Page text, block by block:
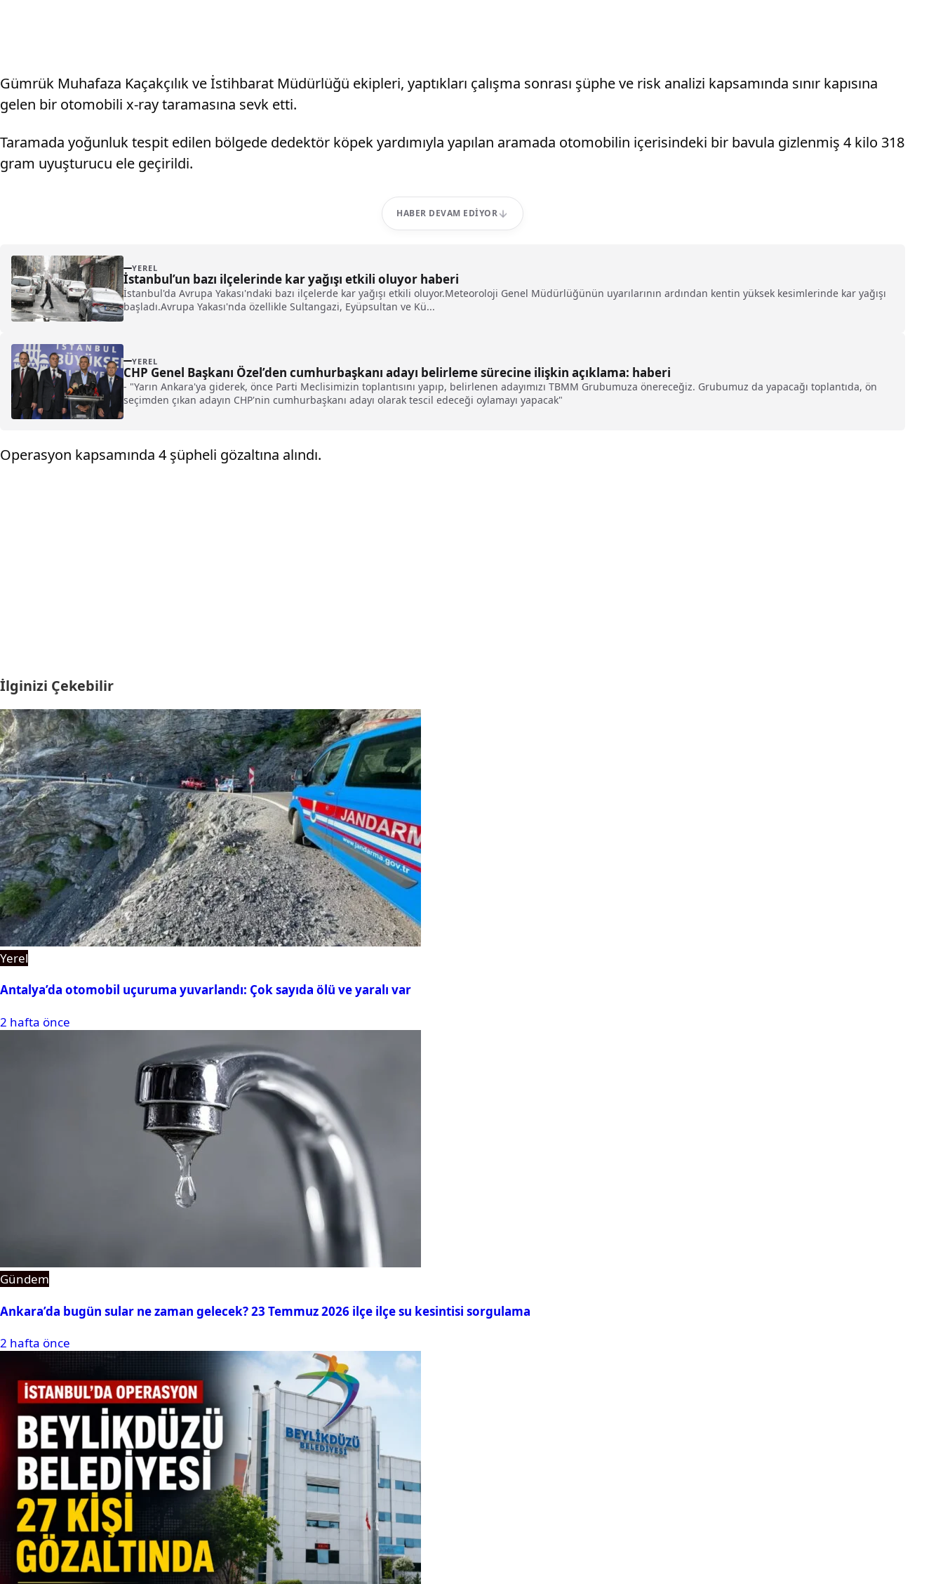
Gümrük Muhafaza Kaçakçılık ve İstihbarat Müdürlüğü ekipleri, yaptıkları çalışma sonrası şüphe ve risk analizi kapsamında sınır kapısına
gelen bir otomobili x-ray taramasına sevk etti.
Taramada yoğunluk tespit edilen bölgede dedektör köpek yardımıyla yapılan aramada otomobilin içerisindeki bir bavula gizlenmiş 4 kilo 318
gram uyuşturucu ele geçirildi.
HABER DEVAM EDIYOR
YEREL
İstanbul’un bazı ilçelerinde kar yağışı etkili oluyor haberi
İstanbul'da Avrupa Yakası'ndaki bazı ilçelerde kar yağışı etkili oluyor.Meteoroloji Genel Müdürlüğünün uyarılarının ardından kentin yüksek kesimlerinde kar yağışı
başladı.Avrupa Yakası'nda özellikle Sultangazi, Eyüpsultan ve Kü...
YEREL
CHP Genel Başkanı Özel’den cumhurbaşkanı adayı belirleme sürecine ilişkin açıklama: haberi
- "Yarın Ankara'ya giderek, önce Parti Meclisimizin toplantısını yapıp, belirlenen adayımızı TBMM Grubumuza önereceğiz. Grubumuz da yapacağı toplantıda, ön
seçimden çıkan adayın CHP'nin cumhurbaşkanı adayı olarak tescil edeceği oylamayı yapacak"
Operasyon kapsamında 4 şüpheli gözaltına alındı.
İlginizi Çekebilir
Yerel
Antalya’da otomobil uçuruma yuvarlandı: Çok sayıda ölü ve yaralı var
2 hafta önce
Gündem
Ankara’da bugün sular ne zaman gelecek? 23 Temmuz 2026 ilçe ilçe su kesintisi sorgulama
2 hafta önce